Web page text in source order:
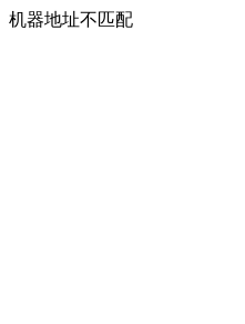
机器地址不匹配